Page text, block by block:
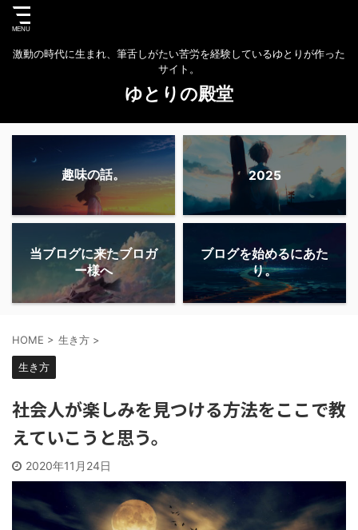
激動の時代に生まれ、筆舌しがたい苦労を経験しているゆとりが作った
サイト。
ゆとりの殿堂
趣味の話。 2025
当ブログに来たブロガ
ー様へ
ブログを始めるにあた
り。
HOME > 生き方 >
生き方
社会人が楽しみを見つける方法をここで教
えていこうと思う。
2020年11月24日